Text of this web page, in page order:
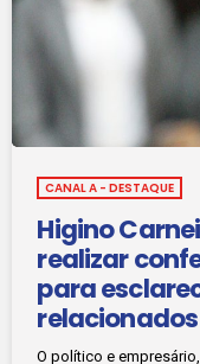
CANAL A - DESTAQUE
Higino
realizar
para
a ser
O político e